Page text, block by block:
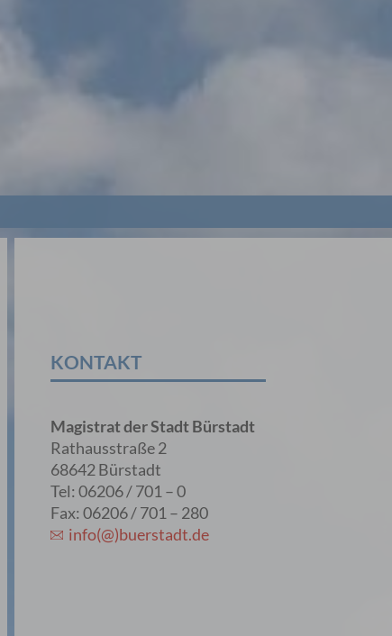
KONTAKT
Magistrat der Stadt Bürstadt
Rathausstraße 2
68642 Bürstadt
Tel: 06206 / 701 – 0
Fax: 06206 / 701 – 280
info(@)buerstadt.de